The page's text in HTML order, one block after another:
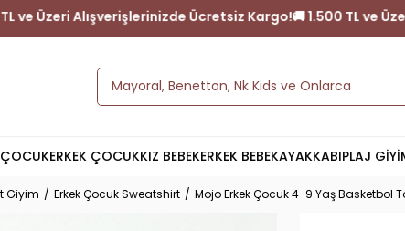
🚚 1.500 TL ve Üzeri Alışverişlerinizde Ücretsiz Kargo! 🚚
ERKEK ÇOCUKKIZ BEBEKERKEK BEBEKAYAKKABIPLAJ
Giyim Erkek Çocuk Sweatshirt Mojo Erkek Çocuk 4-9 Yaş Basketbol